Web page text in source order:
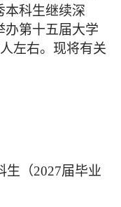
本科生继续深
办第十五届大学
左右。现将有关
（2027届毕业